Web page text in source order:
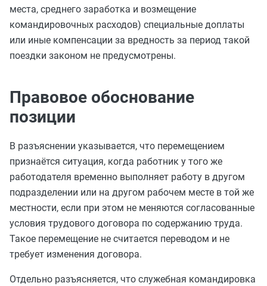
места, среднего заработка и возмещение
командировочных расходов) специальные доплаты
или иные компенсации за вредность за период такой
поездки законом не предусмотрены.
Правовое обоснование
позиции
В разъяснении указывается, что перемещением
признаётся ситуация, когда работник у того же
работодателя временно выполняет работу в другом
подразделении или на другом рабочем месте в той же
местности, если при этом не меняются согласованные
условия трудового договора по содержанию труда.
Такое перемещение не считается переводом и не
требует изменения договора.
Отдельно разъясняется, что служебная командировка